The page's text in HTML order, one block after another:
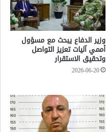
وزير الدفاع يبحث مع مسؤول
أممي آليات تعزيز التواصل
وتحقيق الاستقرار
2026-06-20